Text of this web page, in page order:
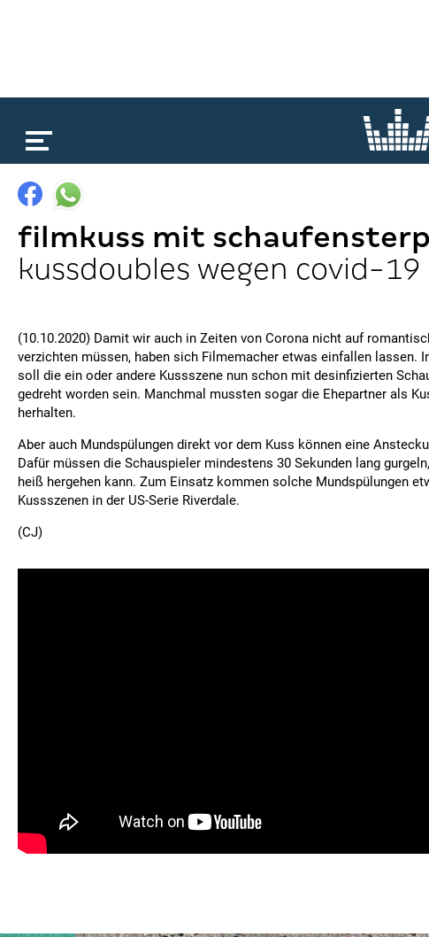
filmkuss mit
kussdoubles wegen covid-19
(10.10.2020) Damit wir auch in Zeiten von Corona nicht auf
verzichten müssen, haben sich Filmemacher etwas einfallen lassen.
soll die ein oder andere Kussszene nun schon mit desinfizierten
gedreht worden sein. Manchmal mussten sogar die Ehepartner als
herhalten.
Aber auch Mundspülungen direkt vor dem Kuss können eine
Dafür müssen die Schauspieler mindestens 30 Sekunden lang
heiß hergehen kann. Zum Einsatz kommen solche Mundspülungen
Kussszenen in der US-Serie Riverdale.
(CJ)